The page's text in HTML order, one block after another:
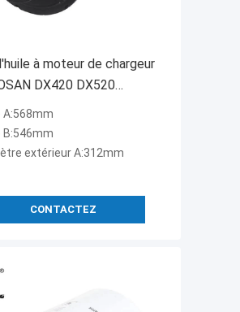
à moteur de chargeur
DX420 DX520
A-7118
A:568mm
B:546mm
extérieur A:312mm
CONTACTEZ